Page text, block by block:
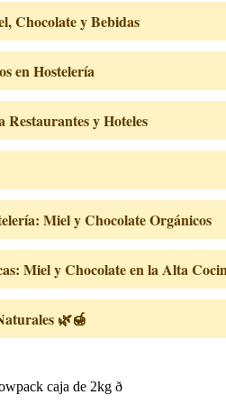
Chocolate y Bebidas
en Hostelería
y Hoteles
Miel y Chocolate Orgánicos
Miel y Chocolate en la Alta
🌿🍯